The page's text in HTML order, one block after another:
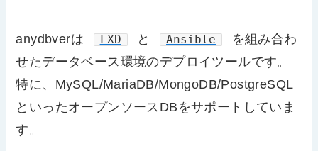
anydbverは LXD と Ansible
を組み合わ
せたデータベース環境のデプロイツールです。
特に、MySQL/MariaDB/MongoDB/PostgreSQL
といったオープンソースDBをサポートしていま
す。